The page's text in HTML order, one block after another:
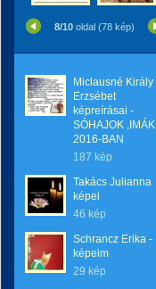
8/10 oldal (78 kép)
Miclausné Király
Erzsébet
képreírásai -
SÓHAJOK ,IMÁK
2016-BAN
187 kép
Takács Julianna
képei
46 kép
Schrancz Erika -
képeim
29 kép